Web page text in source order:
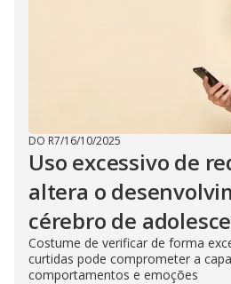
DO R7/16/10/2025
Uso excessivo de
altera o
cérebro de
Costume de verificar de forma
curtidas pode comprometer a
comportamentos e emoções